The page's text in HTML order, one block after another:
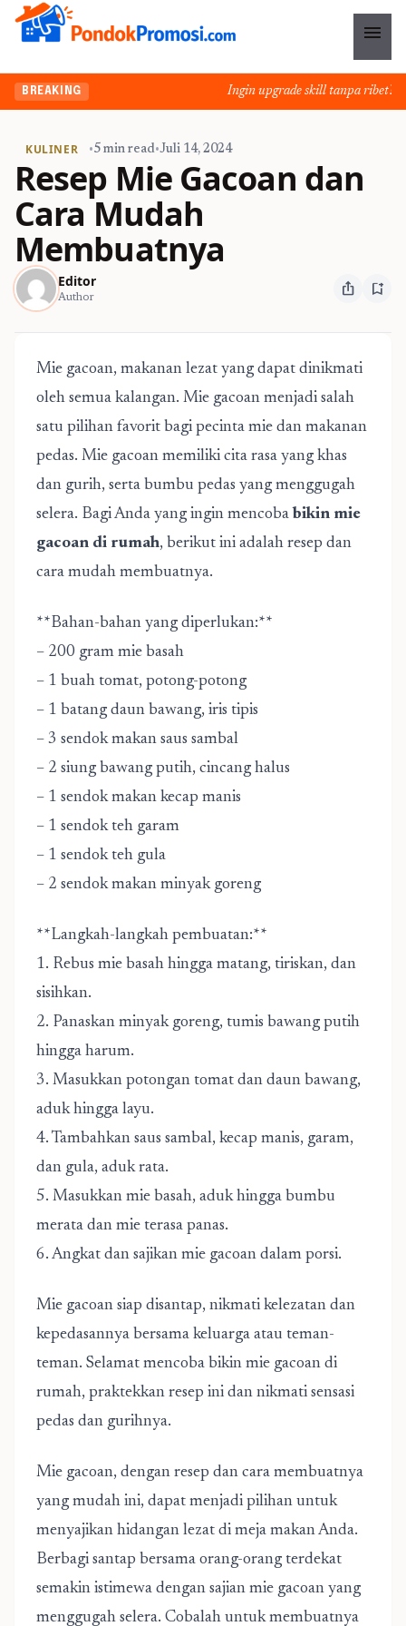
menu
BREAKING Ingin upgrade skill tanpa ribet?
KULINER •5 min read•Juli 14, 2024
Resep Mie Gacoan dan
Cara Mudah
Membuatnya
Editor
Author ios_share bookmark_add
Mie gacoan, makanan lezat yang dapat dinikmati
oleh semua kalangan. Mie gacoan menjadi salah
satu pilihan favorit bagi pecinta mie dan makanan
pedas. Mie gacoan memiliki cita rasa yang khas
dan gurih, serta bumbu pedas yang menggugah
selera. Bagi Anda yang ingin mencoba bikin mie
gacoan di rumah, berikut ini adalah resep dan
cara mudah membuatnya.
**Bahan-bahan yang diperlukan:**
– 200 gram mie basah
– 1 buah tomat, potong-potong
– 1 batang daun bawang, iris tipis
– 3 sendok makan saus sambal
– 2 siung bawang putih, cincang halus
– 1 sendok makan kecap manis
– 1 sendok teh garam
– 1 sendok teh gula
– 2 sendok makan minyak goreng
**Langkah-langkah pembuatan:**
1. Rebus mie basah hingga matang, tiriskan, dan
sisihkan.
2. Panaskan minyak goreng, tumis bawang putih
hingga harum.
3. Masukkan potongan tomat dan daun bawang,
aduk hingga layu.
4. Tambahkan saus sambal, kecap manis, garam,
dan gula, aduk rata.
5. Masukkan mie basah, aduk hingga bumbu
merata dan mie terasa panas.
6. Angkat dan sajikan mie gacoan dalam porsi.
Mie gacoan siap disantap, nikmati kelezatan dan
kepedasannya bersama keluarga atau teman-
teman. Selamat mencoba bikin mie gacoan di
rumah, praktekkan resep ini dan nikmati sensasi
pedas dan gurihnya.
Mie gacoan, dengan resep dan cara membuatnya
yang mudah ini, dapat menjadi pilihan untuk
menyajikan hidangan lezat di meja makan Anda.
Berbagi santap bersama orang-orang terdekat
semakin istimewa dengan sajian mie gacoan yang
menggugah selera. Cobalah untuk membuatnya